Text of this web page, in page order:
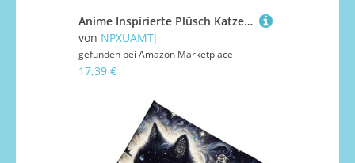
Anime Inspirierte Plüsch Katzenohr Stirnband Mode Haardekoration Für Kostüme Halloween Daily Fashion Wear Anime Themed Party Accessoires
von NPXUAMTJ
gefunden bei Amazon Marketplace
17,39 €